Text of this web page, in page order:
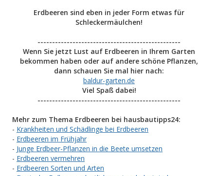
Erdbeeren sind eben in jeder Form etwas für
Schleckermäulchen!
-------------------------------------------------
Wenn Sie jetzt Lust auf Erdbeeren in Ihrem Garten
bekommen haben oder auf andere schöne Pflanzen,
dann schauen Sie mal hier nach:
baldur-garten.de
Viel Spaß dabei!
-------------------------------------------------
Mehr zum Thema Erdbeeren bei hausbautipps24:
- Krankheiten und Schädlinge bei Erdbeeren
- Erdbeeren im Frühjahr
- Junge Erdbeer-Pflanzen in die Beete umsetzen
- Erdbeeren vermehren
- Erdbeeren Sorten und Arten